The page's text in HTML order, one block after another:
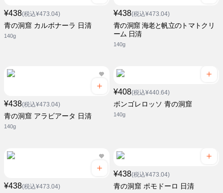
¥438(税込¥473.04)
青の洞窟 カルボナーラ 日清
140g
¥438(税込¥473.04)
青の洞窟 海老と帆立のトマトクリ
ーム 日清
140g
¥438(税込¥473.04)
青の洞窟 アラビアータ 日清
140g
¥408(税込¥440.64)
ボンゴレロッソ 青の洞窟
140g
¥438(税込¥473.04)
¥438(税込¥473.04)
青の洞窟 ポモドーロ 日清